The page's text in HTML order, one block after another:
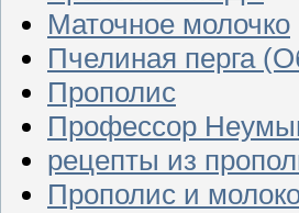
Маточное молочко
Пчелиная перга
Прополис
Профессор
рецепты из
Прополис и